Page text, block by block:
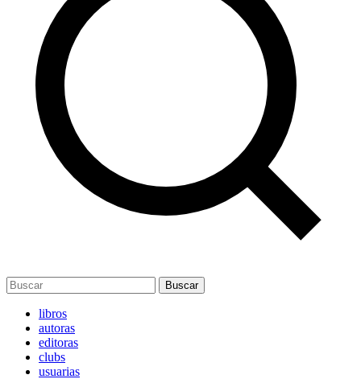
Buscar
libros
autoras
editoras
clubs
usuarias